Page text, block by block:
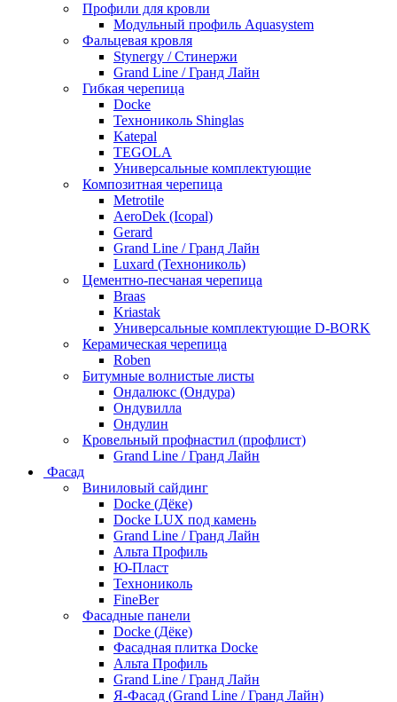
Профили для кровли
Модульный профиль Aquasystem
Фальцевая кровля
Stynergy / Стинержи
Grand Line / Гранд Лайн
Гибкая черепица
Docke
Технониколь Shinglas
Katepal
TEGOLA
Универсальные комплектующие
Композитная черепица
Metrotile
AeroDek (Icopal)
Gerard
Grand Line / Гранд Лайн
Luxard (Технониколь)
Цементно-песчаная черепица
Braas
Kriastak
Универсальные комплектующие D-BORK
Керамическая черепица
Roben
Битумные волнистые листы
Ондалюкс (Ондура)
Ондувилла
Ондулин
Кровельный профнастил (профлист)
Grand Line / Гранд Лайн
Фасад
Виниловый сайдинг
Docke (Дёке)
Docke LUX под камень
Grand Line / Гранд Лайн
Альта Профиль
Ю-Пласт
Технониколь
FineBer
Фасадные панели
Docke (Дёке)
Фасадная плитка Docke
Альта Профиль
Grand Line / Гранд Лайн
Я-Фасад (Grand Line / Гранд Лайн)